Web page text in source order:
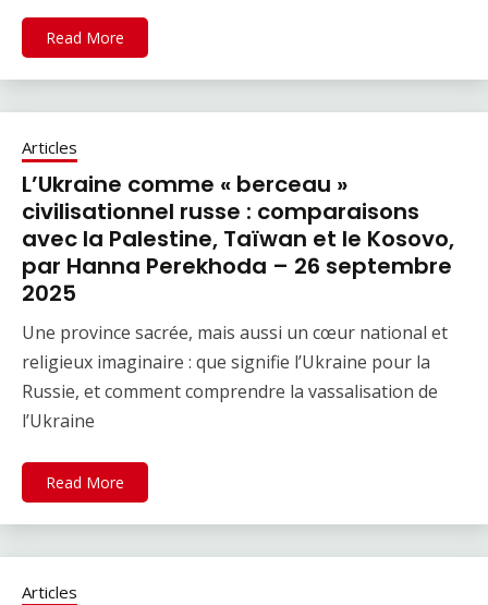
Read More
Articles
L’Ukraine comme « berceau »
civilisationnel russe : comparaisons
avec la Palestine, Taïwan et le Kosovo,
par Hanna Perekhoda – 26 septembre
2025
Une province sacrée, mais aussi un cœur national et
religieux imaginaire : que signifie l’Ukraine pour la
Russie, et comment comprendre la vassalisation de
l’Ukraine
Read More
Articles